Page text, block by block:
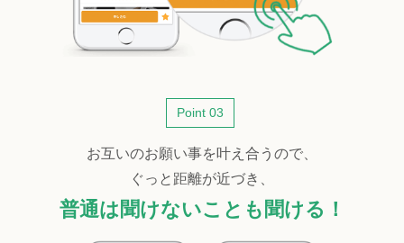
Point 03
お互いのお願い事を叶え合うので、
ぐっと距離が近づき、
普通は聞けないことも聞ける！